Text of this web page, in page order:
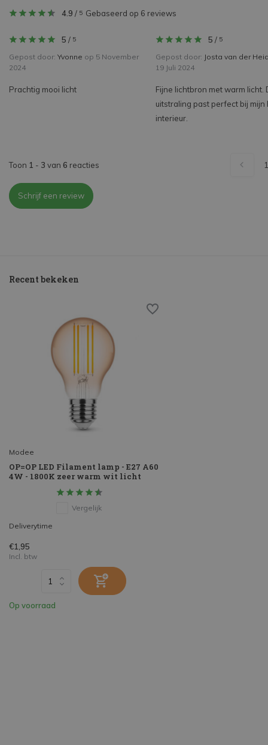
4.9 / 5 Gebaseerd op 6 reviews
5 / 5
Gepost door: Yvonne op 5 November
2024
Prachtig mooi licht
5 / 5
Gepost door: Josta van der
19 Juli 2024
Fijne lichtbron met warm licht.
uitstraling past perfect bij mijn
interieur.
Toon 1 - 3 van 6 reacties 1
Schrijf een review
Recent bekeken
Modee
OP=OP LED Filament lamp - E27 A60
4W - 1800K zeer warm wit licht
Vergelijk
Deliverytime
€1,95
Incl. btw
Op voorraad